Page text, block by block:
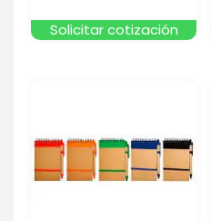
Solicitar cotización